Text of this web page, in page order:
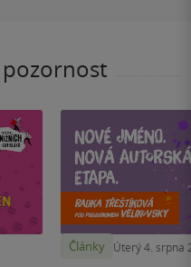
pozornost
Články Úterý 4. srpna